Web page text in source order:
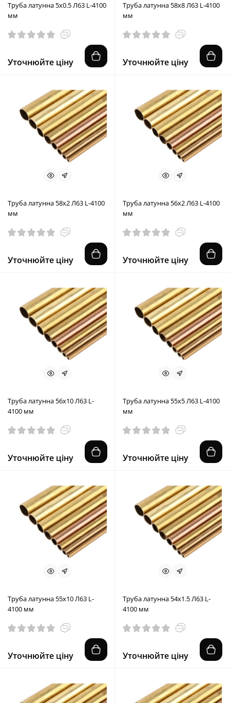
Труба латунна 5x0.5 Л63 L-4100
мм
Уточнюйте ціну
Труба латунна 58x8 Л63 L-4100
мм
Уточнюйте ціну
Труба латунна 58x2 Л63 L-4100
мм
Уточнюйте ціну
Труба латунна 56x2 Л63 L-4100
мм
Уточнюйте ціну
Труба латунна 56x10 Л63 L-
4100 мм
Уточнюйте ціну
Труба латунна 55x5 Л63 L-4100
мм
Уточнюйте ціну
Труба латунна 55x10 Л63 L-
4100 мм
Уточнюйте ціну
Труба латунна 54x1.5 Л63 L-
4100 мм
Уточнюйте ціну